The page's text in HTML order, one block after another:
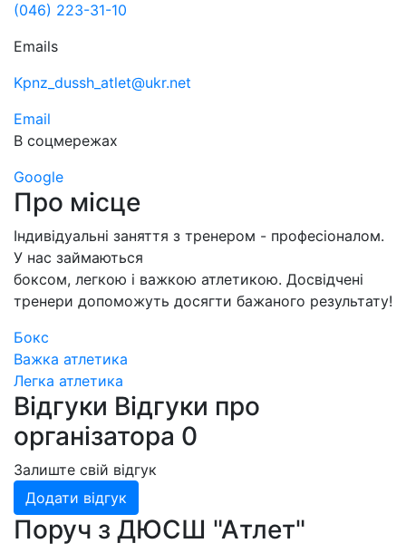
(046) 223-31-10
Emails
Kpnz_dussh_atlet@ukr.net
Email
В соцмережах
Google
Про місце
Індивідуальні заняття з тренером - професіоналом.
У нас займаються
боксом, легкою і важкою атлетикою. Досвідчені
тренери допоможуть досягти бажаного результату!
Бокс
Важка атлетика
Легка атлетика
Відгуки Відгуки про
організатора 0
Залиште свій відгук
Додати відгук
Поруч з ДЮСШ "Атлет"